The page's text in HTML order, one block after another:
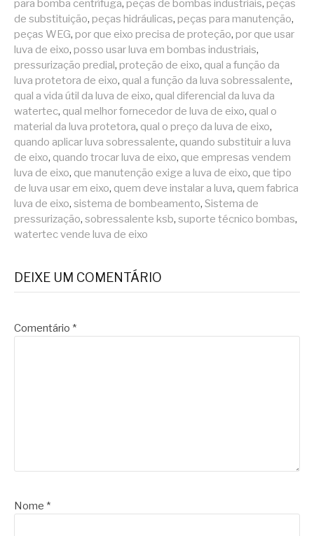
para bomba centrífuga, peças de bombas industriais, peças
de substituição, peças hidráulicas, peças para manutenção,
peças WEG, por que eixo precisa de proteção, por que usar
luva de eixo, posso usar luva em bombas industriais,
pressurização predial, proteção de eixo, qual a função da
luva protetora de eixo, qual a função da luva sobressalente,
qual a vida útil da luva de eixo, qual diferencial da luva da
watertec, qual melhor fornecedor de luva de eixo, qual o
material da luva protetora, qual o preço da luva de eixo,
quando aplicar luva sobressalente, quando substituir a luva
de eixo, quando trocar luva de eixo, que empresas vendem
luva de eixo, que manutenção exige a luva de eixo, que tipo
de luva usar em eixo, quem deve instalar a luva, quem fabrica
luva de eixo, sistema de bombeamento, Sistema de
pressurização, sobressalente ksb, suporte técnico bombas,
watertec vende luva de eixo
DEIXE UM COMENTÁRIO
Comentário *
Nome *